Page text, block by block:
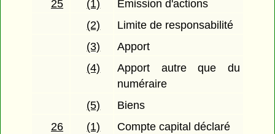
25
(1)
Émission d'actions
(2)
Limite de responsabilité
(3)
Apport
(4)
Apport autre que du
numéraire
(5)
Biens
26
(1)
Compte capital déclaré